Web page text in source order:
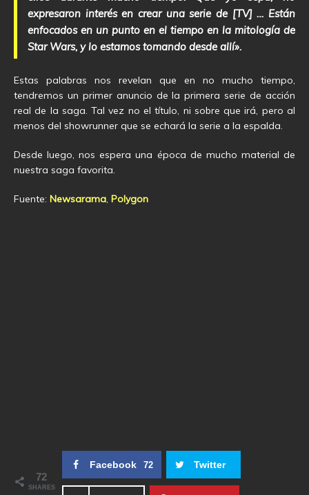
expresaron interés en crear una serie de [TV] … Están
enfocados en un punto en el tiempo en la mitología de
Star Wars, y lo estamos tomando desde allí».
Estas palabras nos revelan que en no mucho tiempo,
tendremos un primer anuncio de la primera serie de acción
real de la saga. Tal vez no el título, ni sobre que irá, pero al
menos del showrunner que se echará la serie a la espalda.
Desde luego, nos espera una época de mucho material de
nuestra saga favorita.
Fuente: Newsarama, Polygon
72
SHARES
Facebook 72 Twitter